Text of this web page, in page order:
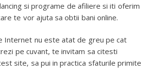
si programe de afiliere si iti oferim
te vor ajuta sa obtii bani online.
Internet nu este atat de greu pe cat
pe cuvant, te invitam sa citesti
site, sa pui in practica sfaturile primite